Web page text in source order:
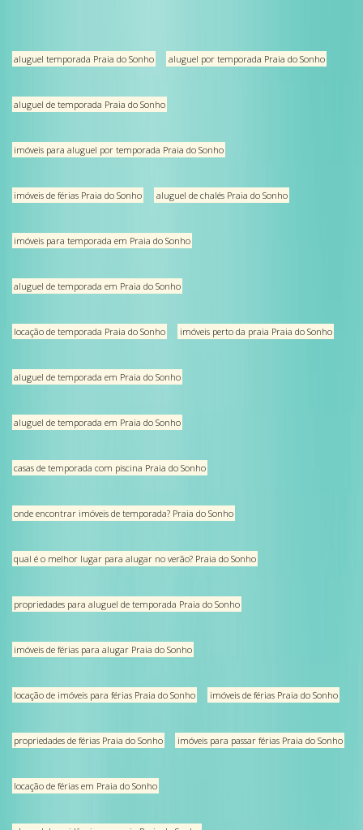
aluguel temporada Praia do Sonho aluguel por temporada Praia do Sonho
aluguel de temporada Praia do Sonho
imóveis para aluguel por temporada Praia do Sonho
imóveis de férias Praia do Sonho aluguel de chalés Praia do Sonho
imóveis para temporada em Praia do Sonho
aluguel de temporada em Praia do Sonho
locação de temporada Praia do Sonho imóveis perto da praia Praia do Sonho
aluguel de temporada em Praia do Sonho
aluguel de temporada em Praia do Sonho
casas de temporada com piscina Praia do Sonho
onde encontrar imóveis de temporada? Praia do Sonho
qual é o melhor lugar para alugar no verão? Praia do Sonho
propriedades para aluguel de temporada Praia do Sonho
imóveis de férias para alugar Praia do Sonho
locação de imóveis para férias Praia do Sonho imóveis de férias Praia do Sonho
propriedades de férias Praia do Sonho imóveis para passar férias Praia do Sonho
locação de férias em Praia do Sonho